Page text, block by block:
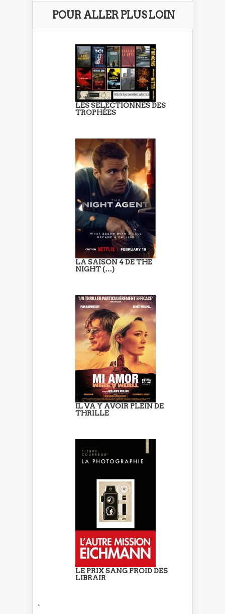
POUR ALLER PLUS LOIN
LES SÉLECTIONNÉS DES
TROPHÉES
LA SAISON 4 DE THE
NIGHT (…)
IL VA Y AVOIR PLEIN DE
THRILLE
LE PRIX SANG FROID DES
LIBRAIR
`